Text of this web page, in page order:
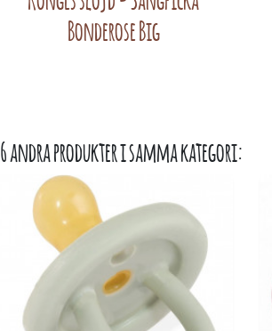
Bonderose Big
andra produkter i samma kategori: